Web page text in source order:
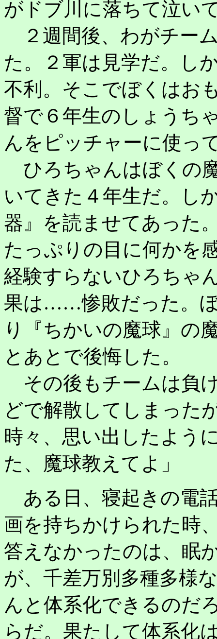
がドブ川に落ちて泣い
２週間後、わがチー
た。２軍は見学だ。し
不利。そこでぼくはお
督で６年生のしょうち
んをピッチャーに使っ
ひろちゃんはぼくの
いてきた４年生だ。し
器』を読ませてあった
たっぷりの目に何かを
経験すらないひろちゃ
果は……惨敗だった。
り『ちかいの魔球』の
とあとで後悔した。
その後もチームは負
どで解散してしまった
時々、思い出したよう
た、魔球教えてよ」
ある日、寝起きの電
画を持ちかけられた時
答えなかったのは、眠
が、千差万別多種多様
んと体系化できるのだ
らだ。果たして体系化